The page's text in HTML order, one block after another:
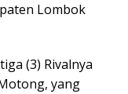
Lombok
(3) Rivalnya
yang